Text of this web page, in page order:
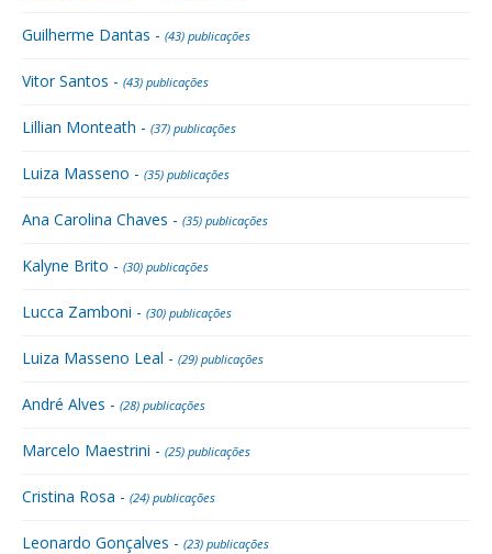
Guilherme Dantas - (43) publicações
Vitor Santos - (43) publicações
Lillian Monteath - (37) publicações
Luiza Masseno - (35) publicações
Ana Carolina Chaves - (35) publicações
Kalyne Brito - (30) publicações
Lucca Zamboni - (30) publicações
Luiza Masseno Leal - (29) publicações
André Alves - (28) publicações
Marcelo Maestrini - (25) publicações
Cristina Rosa - (24) publicações
Leonardo Gonçalves - (23) publicações